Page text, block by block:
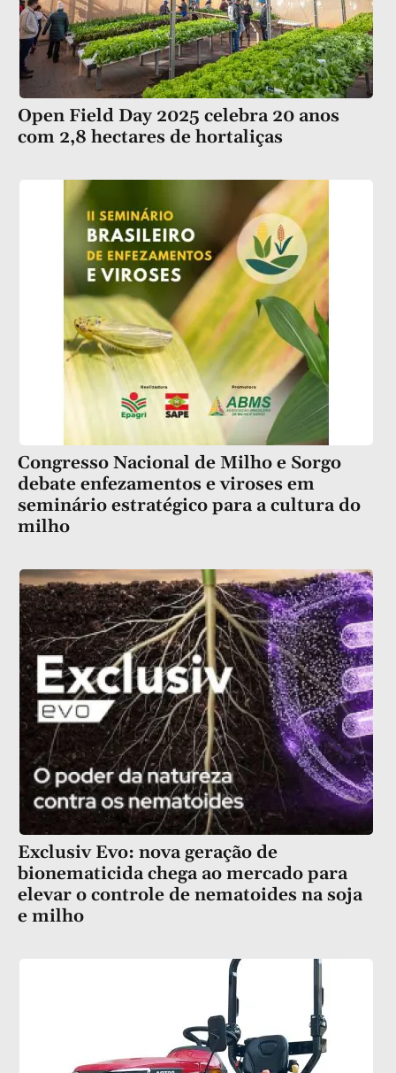
Open Field Day 2025 celebra 20 anos
com 2,8 hectares de hortaliças
Congresso Nacional de Milho e Sorgo
debate enfezamentos e viroses em
seminário estratégico para a cultura do
milho
Exclusiv Evo: nova geração de
bionematicida chega ao mercado para
elevar o controle de nematoides na soja
e milho